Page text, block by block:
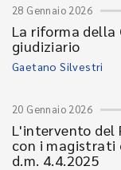
28 Gennaio 2026
La riforma
giudiziario
Gaetano Silvestri
20 Gennaio 2026
L'intervento del
con i magistrati
d.m. 4.4.2025